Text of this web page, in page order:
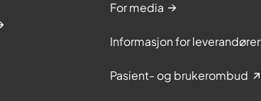
For media
Informasjon for leverandører
Pasient- og brukerombud